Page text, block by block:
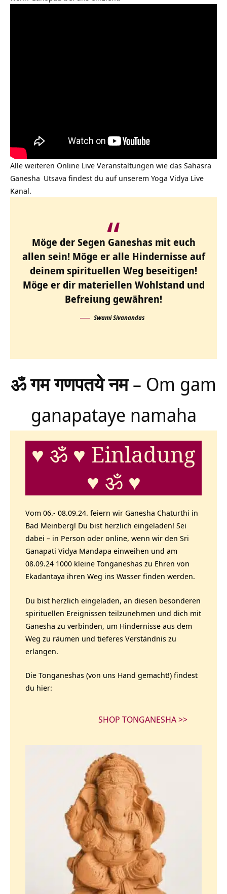
Alle weiteren Online Live Veranstaltungen wie das Sahasra
Ganesha Utsava findest du auf unserem Yoga Vidya Live
Kanal.
Möge der Segen Ganeshas mit euch
allen sein! Möge er alle Hindernisse auf
deinem spirituellen Weg beseitigen!
Möge er dir materiellen Wohlstand und
Befreiung gewähren!
Swami Sivanandas
ॐ गम गणपतये नम– Om gam
ganapataye namaha
♥ ॐ ♥ Einladung
♥ ॐ ♥
Vom 06.- 08.09.24. feiern wir Ganesha Chaturthi in
Bad Meinberg! Du bist herzlich eingeladen! Sei
dabei – in Person oder online, wenn wir den Sri
Ganapati Vidya Mandapa einweihen und am
08.09.24 1000 kleine Tonganeshas zu Ehren von
Ekadantaya ihren Weg ins Wasser finden werden.
Du bist herzlich eingeladen, an diesen besonderen
spirituellen Ereignissen teilzunehmen und dich mit
Ganesha zu verbinden, um Hindernisse aus dem
Weg zu räumen und tieferes Verständnis zu
erlangen.
Die Tonganeshas (von uns Hand gemacht!) findest
du hier:
SHOP TONGANESHA >>